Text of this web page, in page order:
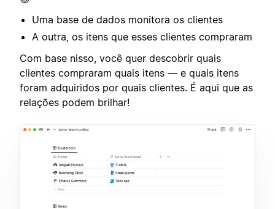
Uma base de dados monitora os clientes
A outra, os itens que esses clientes compraram
Com base nisso, você quer descobrir quais
clientes compraram quais itens — e quais itens
foram adquiridos por quais clientes. É aqui que as
relações podem brilhar!